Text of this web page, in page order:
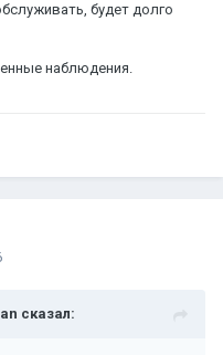
будет долго
наблюдения.
сказал: